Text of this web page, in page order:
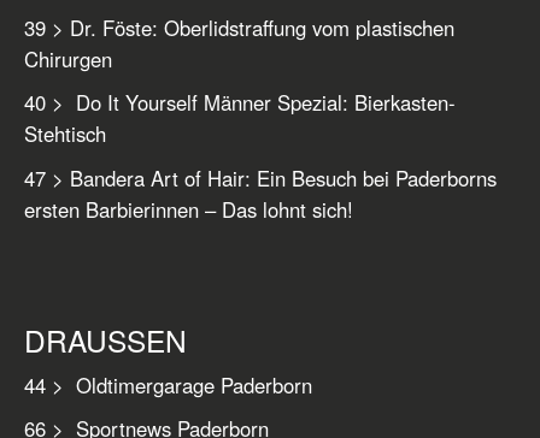
39 > Dr. Föste: Oberlidstraffung vom plastischen
Chirurgen
40 > Do It Yourself Männer Spezial: Bierkasten-
Stehtisch
47 > Bandera Art of Hair: Ein Besuch bei Paderborns
ersten Barbierinnen – Das lohnt sich!
DRAUSSEN
44 > Oldtimergarage Paderborn
66 > Sportnews Paderborn